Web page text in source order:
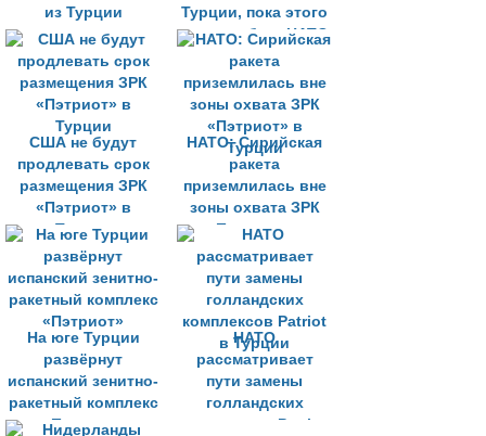
из Турции
Турции, пока этого
не потребует НАТО
США не будут
продлевать срок
размещения ЗРК
«Пэтриот» в
Турции
НАТО: Сирийская
ракета
приземлилась вне
зоны охвата ЗРК
«Пэтриот» в
Турции
На юге Турции
развёрнут
испанский зенитно-
ракетный комплекс
«Пэтриот»
НАТО
рассматривает
пути замены
голландских
комплексов Patriot